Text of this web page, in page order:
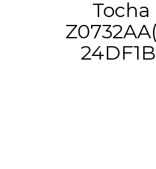
Tocha